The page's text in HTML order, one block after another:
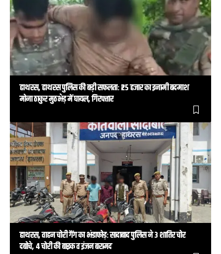
हाथरस, हाथरस पुलिस की बड़ी सफलता: ₹25 हजार का इनामी बदमाश
मोना ठाकुर मुठभेड़ में घायल, गिरफ्तार
हाथरस, वाहन चोरी गैंग का भंडाफोड़: सादाबाद पुलिस ने 3 शातिर चोर
दबोचे, 4 चोरी की बाइक व इंजन बरामद